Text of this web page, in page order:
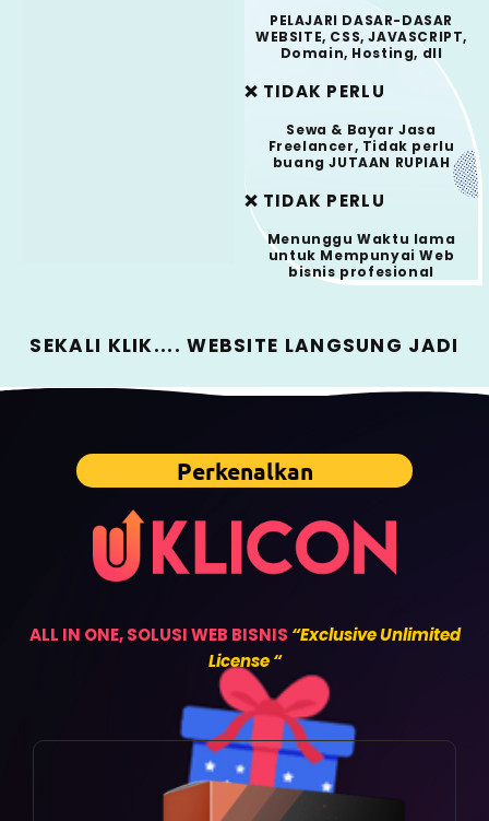
PELAJARI DASAR-DASAR
WEBSITE, CSS, JAVASCRIPT,
Domain, Hosting, dll
❌ TIDAK PERLU
Sewa & Bayar Jasa
Freelancer, Tidak perlu
buang JUTAAN RUPIAH
❌ TIDAK PERLU
Menunggu Waktu lama
untuk Mempunyai Web
bisnis profesional
SEKALI KLIK.... WEBSITE LANGSUNG JADI
Perkenalkan
ALL IN ONE, SOLUSI WEB BISNIS “Exclusive Unlimited
License “